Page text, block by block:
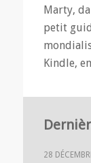
Marty,
petit
Kindle,
28